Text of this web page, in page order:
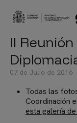
07 de Julio de 2016
II
Todas las
Coordinación
esta galería